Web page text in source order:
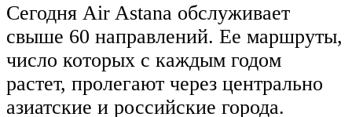
Сегодня Air Astana обслуживает
свыше 60 направлений. Ее маршруты,
число которых с каждым годом
растет, пролегают через центрально
азиатские и российские города.